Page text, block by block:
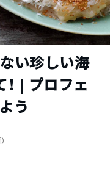
い珍しい海
| プロフェ
う